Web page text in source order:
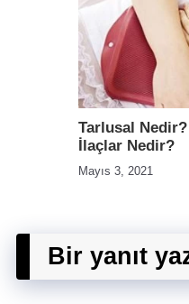
Tarlusal
İlaçlar Nedir?
Mayıs 3, 2021
Bir yanıt